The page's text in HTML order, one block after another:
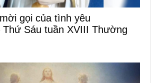
gọi của tình yêu
Thứ Sáu tuần XVIII Thường